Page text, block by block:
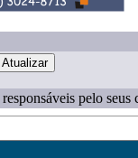
pelo seus